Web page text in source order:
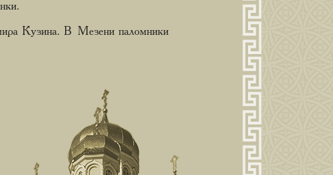
Кузина. В Мезени паломники